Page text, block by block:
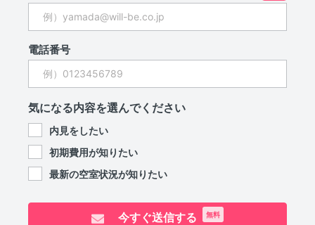
電話番号
気になる内容を選んでください
内見をしたい
初期費用が知りたい
最新の空室状況が知りたい
今すぐ送信する 無料